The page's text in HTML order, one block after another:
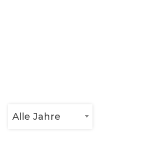
Alle Jahre